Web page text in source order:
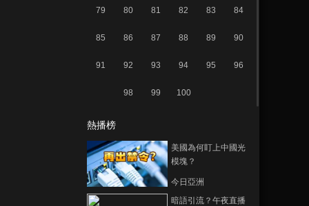
79 80 81 82 83 84
85 86 87 88 89 90
91 92 93 94 95 96
98 99 100
熱播榜
美國為何盯上中國光
模塊？
今日亞洲
暗語引流？午夜直播